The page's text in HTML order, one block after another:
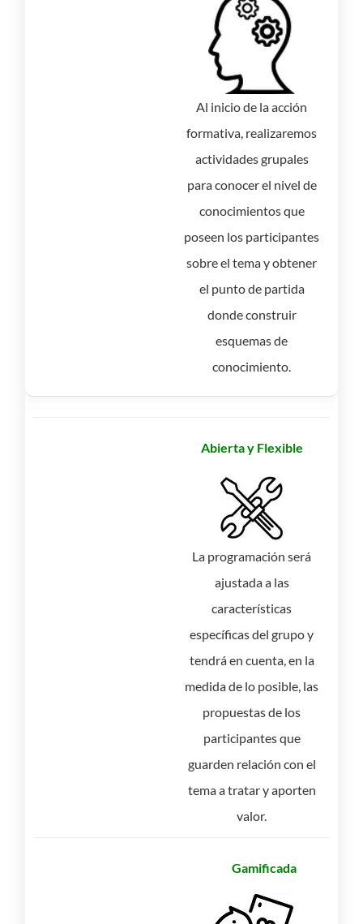
Al inicio de la acción
formativa, realizaremos
actividades grupales
para conocer el nivel de
conocimientos que
poseen los participantes
sobre el tema y obtener
el punto de partida
donde construir
esquemas de
conocimiento.
Abierta y Flexible
La programación será
ajustada a las
características
específicas del grupo y
tendrá en cuenta, en la
medida de lo posible, las
propuestas de los
participantes que
guarden relación con el
tema a tratar y aporten
valor.
Gamificada